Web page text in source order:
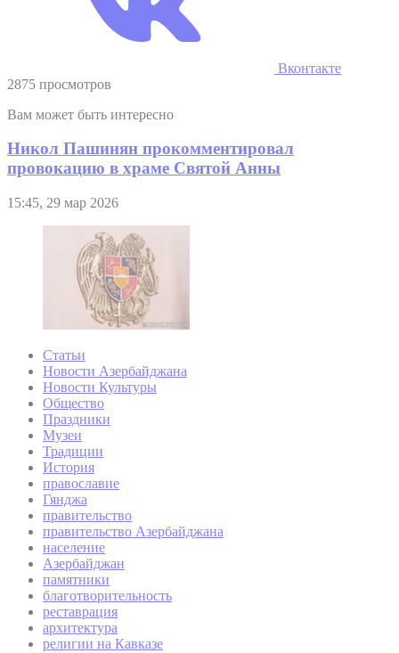
Вконтакте
2875 просмотров
Вам может быть интересно
Никол Пашинян прокомментировал
провокацию в храме Святой Анны
15:45, 29 мар 2026
Статьи
Новости Азербайджана
Новости Культуры
Общество
Праздники
Музеи
Традиции
История
православие
Гянджа
правительство
правительство Азербайджана
население
Азербайджан
памятники
благотворительность
реставрация
архитектура
религии на Кавказе